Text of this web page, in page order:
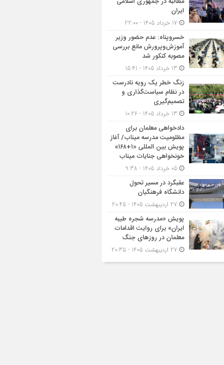
ایران
خسروپناه: عدم حضور وزیر
آموزش‌وپرورش مانع بررسی
مصوبه کنکور شد
زنگ خطر یک رویه نادرست
در نظام سیاست‌گذاری و
تصمیم‌گیری
دادخواهی معلمان برای
مظلومیت مدرسه میناب/ آغاز
پویش بین المللی «۱+۱۶۸»
خونخواهی جنایات میناب
عقبگرد در مسیر تحول
دانشگاه فرهنگیان
پویش «مدرسه شجره طیبه
ایران» برای روایت اقدامات
معلمان در روزهای جنگ